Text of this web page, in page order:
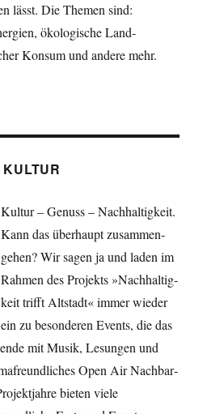
lässt. Die Themen sind:
öko­lo­gische Land­
Konsum und andere mehr.
Kultur – Genuss – Nachhaltigkeit.
Kann das überhaupt zusammen­
gehen? Wir sagen ja und laden im
Rahmen des Projekts »Nach­haltig­
keit trifft Altstadt« immer wieder
ein zu besonderen Events, die das
mit Musik, Lesungen und
Open Air Nachbar­
bieten viele